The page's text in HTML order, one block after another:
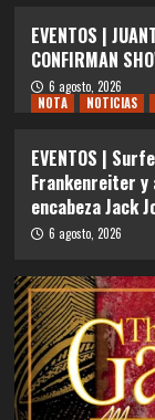
EVENTOS |
CONFIRMAN
6 agosto, 2026
NOTA
NOTICIAS
EVENTOS |
Frankenreiter
encabeza Jack
6 agosto, 2026